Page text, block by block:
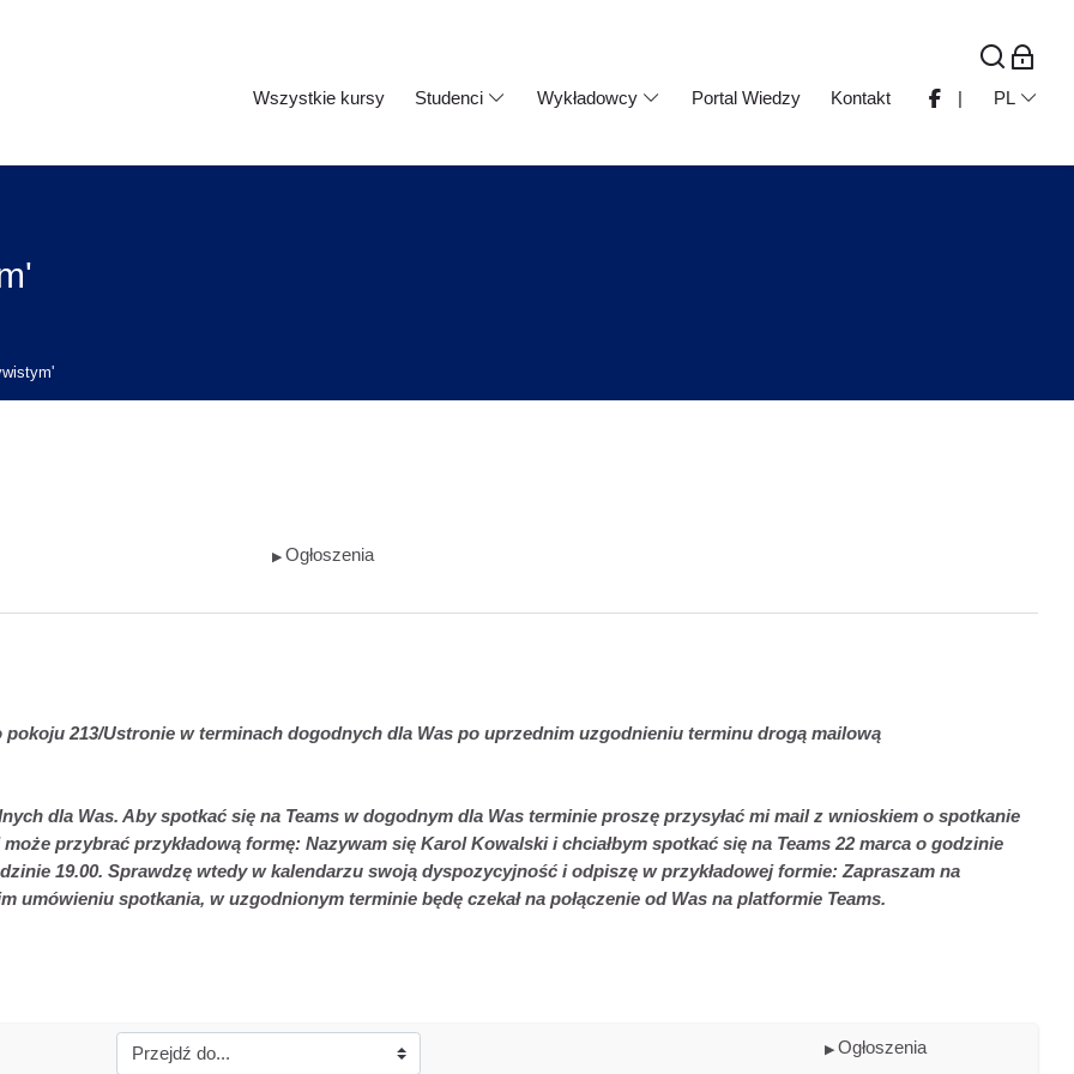
Wszystkie kursy Studenci Wykładowcy Portal Wiedzy Kontakt | PL
▶︎ Ogłoszenia
213/Ustronie w terminach dogodnych dla Was po uprzednim uzgodnieniu terminu drogą mailową
dla Was. Aby spotkać się na Teams w dogodnym dla Was terminie proszę przysyłać mi mail z wnioskiem o spotkanie
przybrać przykładową formę: Nazywam się Karol Kowalski i chciałbym spotkać się na Teams 22 marca o godzinie
19.00. Sprawdzę wtedy w kalendarzu swoją dyspozycyjność i odpiszę w przykładowej formie: Zapraszam na
umówieniu spotkania, w uzgodnionym terminie będę czekał na połączenie od Was na platformie Teams.
▶︎ Ogłoszenia